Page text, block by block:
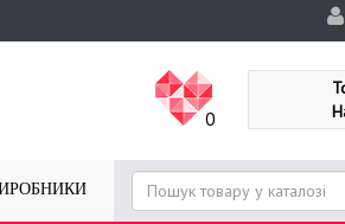
0